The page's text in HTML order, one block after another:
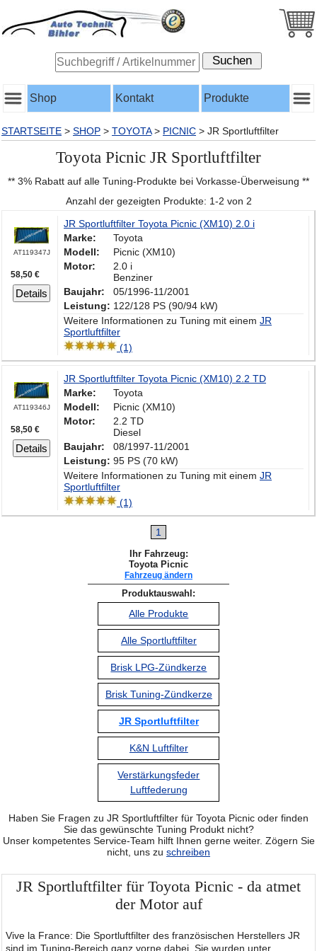
Shop Kontakt Produkte
STARTSEITE > SHOP > TOYOTA > PICNIC > JR Sportluftfilter
Toyota Picnic JR Sportluftfilter
** 3% Rabatt auf alle Tuning-Produkte bei Vorkasse-Überweisung **
Anzahl der gezeigten Produkte: 1-2 von 2
AT119347J
58,50 €
Details
JR Sportluftfilter Toyota Picnic (XM10) 2.0 i
Marke:
Toyota
Modell:
Picnic (XM10)
Motor:
2.0 i
Benziner
Baujahr:
05/1996-11/2001
Leistung: 122/128 PS (90/94 kW)
Weitere Informationen zu Tuning mit einem JR
Sportluftfilter
(1)
AT119346J
58,50 €
Details
JR Sportluftfilter Toyota Picnic (XM10) 2.2 TD
Marke:
Toyota
Modell:
Picnic (XM10)
Motor:
2.2 TD
Diesel
Baujahr:
08/1997-11/2001
Leistung: 95 PS (70 kW)
Weitere Informationen zu Tuning mit einem JR
Sportluftfilter
(1)
1
Ihr Fahrzeug:
Toyota Picnic
Fahrzeug ändern
Produktauswahl:
Alle Produkte
Alle Sportluftfilter
Brisk LPG-Zündkerze
Brisk Tuning-Zündkerze
JR Sportluftfilter
K&N Luftfilter
Verstärkungsfeder
Luftfederung
Haben Sie Fragen zu JR Sportluftfilter für Toyota Picnic oder finden
Sie das gewünschte Tuning Produkt nicht?
Unser kompetentes Service-Team hilft Ihnen gerne weiter. Zögern Sie
nicht, uns zu schreiben
JR Sportluftfilter für Toyota Picnic - da atmet
der Motor auf
Vive la France: Die Sportluftfilter des französischen Herstellers JR
sind im Tuning-Bereich ganz vorne dabei. Sie wurden unter